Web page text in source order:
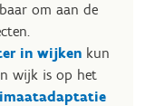
om aan de
in wijken kun
wijk is op het